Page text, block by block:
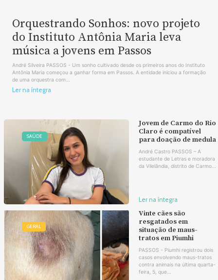
Orquestrando Sonhos: novo projeto
do Instituto Antônia Maria leva
música a jovens em Passos
André Silveira PASSOS - Um sonho cultivado desde os primeiros anos do Instituto
Antônia Maria começou a ganhar forma em Passos. A entidade iniciou a formação
de uma orquestra com...
Ler na íntegra
SAÚDE
Jovem de Carmo do Rio
Claro é compatível
para doação de medula
André Castro PASSOS – A
estudante de Letras e moradora
da Vilelândia, distrito de Carmo...
Ler na íntegra
GERAL
Vinte cães são
resgatados em
situação de maus-
tratos em Piumhi
PASSOS - Piumhi registrou dois
casos envolvendo maus-tratos
contra animais na última quarta-
feira, 5, que...